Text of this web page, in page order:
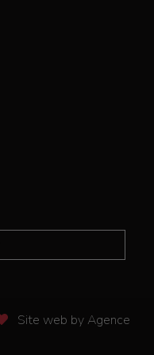
Site web by Agence